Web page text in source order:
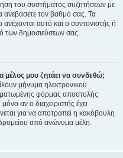
του συστήματος συζητήσεων με
ανεβάσετε τον βαθμό σας. Τα
αυτό και ο συντονιστής ή
των δημοσιεύσεων σας.
μου ζητάει να συνδεθώ;
μήνυμα ηλεκτρονικού
φόρμας αποστολής
αν ο διαχειριστής έχει
για να αποτραπεί η κακόβουλη
από ανώνυμα μέλη.